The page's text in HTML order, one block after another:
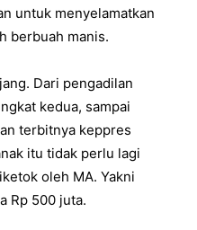
untuk menyelamatkan
berbuah manis.
Dari pengadilan
kedua, sampai
terbitnya keppres
itu tidak perlu lagi
oleh MA. Yakni
Rp 500 juta.